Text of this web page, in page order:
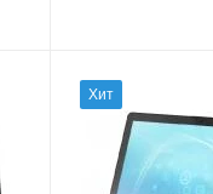
Хит